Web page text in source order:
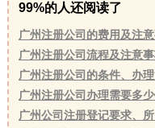
99%的人还阅读了
广州注册公司的费用及注
广州注册公司流程及注意
广州注册公司的条件、办
广州注册公司办理需要多
广州公司注册登记要求、